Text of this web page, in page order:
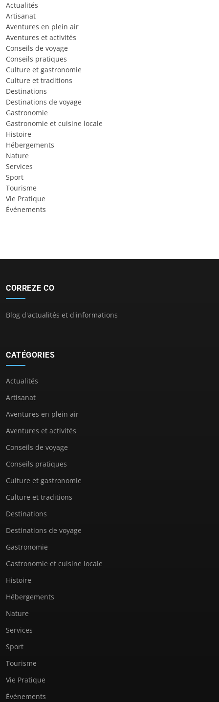
Actualités
Artisanat
Aventures en plein air
Aventures et activités
Conseils de voyage
Conseils pratiques
Culture et gastronomie
Culture et traditions
Destinations
Destinations de voyage
Gastronomie
Gastronomie et cuisine locale
Histoire
Hébergements
Nature
Services
Sport
Tourisme
Vie Pratique
Événements
CORREZE CO
Blog d'actualités et d'informations
CATÉGORIES
Actualités
Artisanat
Aventures en plein air
Aventures et activités
Conseils de voyage
Conseils pratiques
Culture et gastronomie
Culture et traditions
Destinations
Destinations de voyage
Gastronomie
Gastronomie et cuisine locale
Histoire
Hébergements
Nature
Services
Sport
Tourisme
Vie Pratique
Événements